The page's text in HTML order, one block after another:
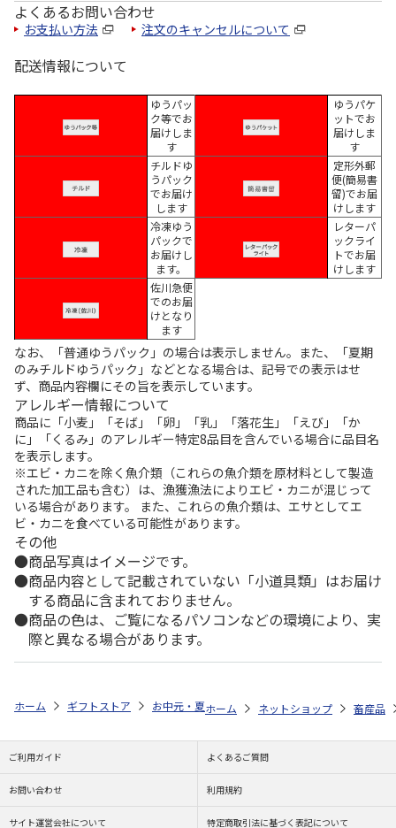
よくあるお問い合わせ
お支払い方法 注文のキャンセルについて
配送情報について
ゆうパッ
ク等でお
届けしま
す
ゆうパケ
ットでお
届けしま
す
チルドゆ
うパック
でお届け
します
定形外郵
便(簡易書
留)でお届
けします
冷凍ゆう
パックで
お届けし
ます。
レターパ
ックライ
トでお届
けします
佐川急便
でのお届
けとなり
ます
なお、「普通ゆうパック」の場合は表示しません。また、「夏期
のみチルドゆうパック」などとなる場合は、記号での表示はせ
ず、商品内容欄にその旨を表示しています。
アレルギー情報について
商品に「小麦」「そば」「卵」「乳」「落花生」「えび」「か
に」「くるみ」のアレルギー特定8品目を含んでいる場合に品目名
を表示します。
※エビ・カニを除く魚介類（これらの魚介類を原材料として製造
された加工品も含む）は、漁獲漁法によりエビ・カニが混じって
いる場合があります。 また、これらの魚介類は、エサとしてエ
ビ・カニを食べている可能性があります。
その他
商品写真はイメージです。
商品内容として記載されていない「小道具類」はお届け
する商品に含まれておりません。
商品の色は、ご覧になるパソコンなどの環境により、実
際と異なる場合があります。
ホーム ギフトストア お中元・夏ギフト特集 2026 ゆうゆうギフト
ホーム ネットショップ 畜産品
ご利用ガイド よくあるご質問
お問い合わせ 利用規約
サイト運営会社について 特定商取引法に基づく表記について